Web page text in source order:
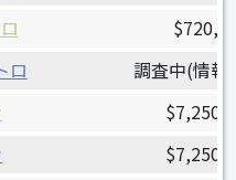
ロ
調査中(情報